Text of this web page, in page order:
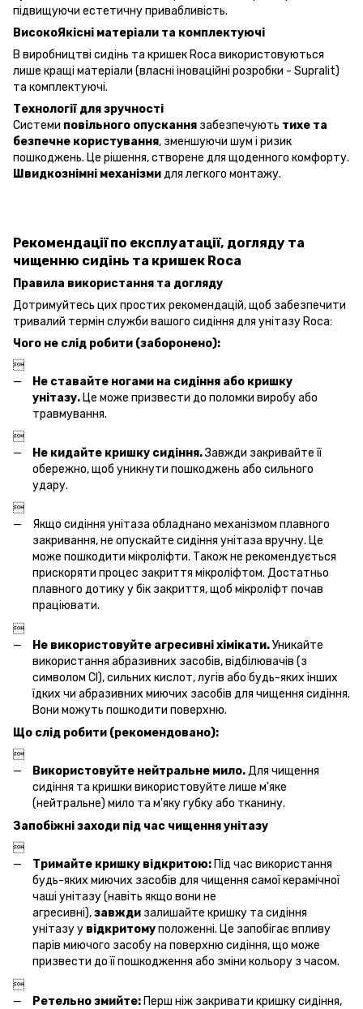
підвищуючи естетичну привабливість.
ВисокоЯкісні матеріали та комплектуючі
В виробництві сидінь та кришек Roca використовуються
лише кращі матеріали (власні іноваційні розробки - Supralit)
та комплектуючі.
Технології для зручності
Системи повільного опускання забезпечують тихе та
безпечне користування, зменшуючи шум і ризик
пошкоджень. Це рішення, створене для щоденного комфорту.
Швидкознімні механізмидля легкого монтажу.
Рекомендації по експлуатації, догляду та
чищенню сидінь та кришек Roca
Правила використання та догляду
Дотримуйтесь цих простих рекомендацій, щоб забезпечити
тривалий термін служби вашого сидіння для унітазу Roca:
Чого не слід робити (заборонено):

Не ставайте ногами на сидіння або кришку
унітазу. Це може призвести до поломки виробу або
травмування.

Не кидайте кришку сидіння.Завжди закривайте її
обережно, щоб уникнути пошкоджень або сильного
удару.

Якщо сидіння унітаза обладнано механізмом плавного
закривання, не опускайте сидіння унітаза вручну. Це
може пошкодити мікроліфти. Також не рекомендується
прискоряти процес закриття мікроліфтом. Достатньо
плавного дотику у бік закриття, щоб мікроліфт почав
праціювати.

Не використовуйте агресивні хімікати.Уникайте
використання абразивних засобів, відбілювачів (з
символом Cl), сильних кислот, лугів або будь-яких інших
їдких чи абразивних миючих засобів для чищення сидіння.
Вони можуть пошкодити поверхню.
Що слід робити (рекомендовано):

Використовуйте нейтральне мило.Для чищення
сидіння та кришки використовуйте лише м'яке
(нейтральне) мило та м'яку губку або тканину.
Запобіжні заходи під час чищення унітазу

Тримайте кришку відкритою:Під час використання
будь-яких миючих засобів для чищення самої керамічної
чаші унітазу (навіть якщо вони не
агресивні),завжди залишайте кришку та сидіння
унітазу у відкритомуположенні. Це запобігає впливу
парів миючого засобу на поверхню сидіння, що може
призвести до її пошкодження або зміни кольору з часом.

Ретельно змийте: Перш ніж закривати кришку сидіння,